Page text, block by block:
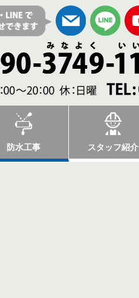
防水工事 スタッフ紹介